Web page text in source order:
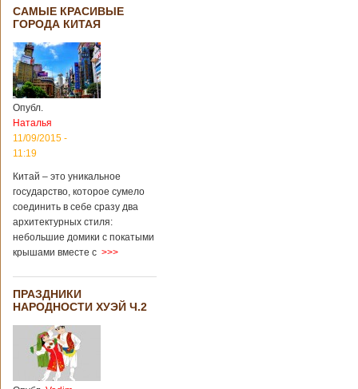
САМЫЕ КРАСИВЫЕ
ГОРОДА КИТАЯ
Опубл.
Наталья
11/09/2015 -
11:19
Китай – это уникальное
государство, которое сумело
соединить в себе сразу два
архитектурных стиля:
небольшие домики с покатыми
крышами вместе с >>>
ПРАЗДНИКИ
НАРОДНОСТИ ХУЭЙ Ч.2